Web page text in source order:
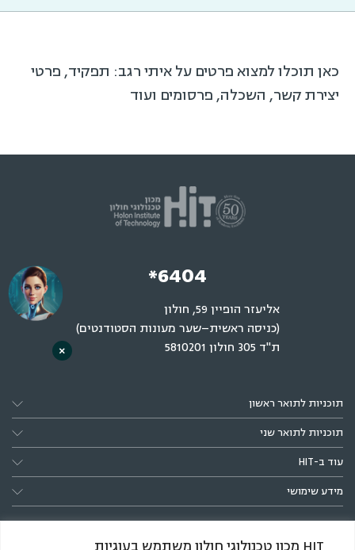
כאן תוכלו למצוא פרטים על איתי רגב: תפקיד, פרטי
יצירת קשר, השכלה, פרסומים ועוד
*6404
אליעזר הופיין 59, חולון
(כניסה ראשית–שער מעונות הסטודנטים)
ת"ד 305 חולון 5810201
תוכניות לתואר ראשון
תוכניות לתואר שני
עוד ב-HIT
מידע שימושי
×